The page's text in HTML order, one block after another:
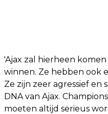
'Ajax zal hierheen
winnen. Ze hebben ook
Ze zijn zeer agressief en
DNA van Ajax.
moeten altijd serieus